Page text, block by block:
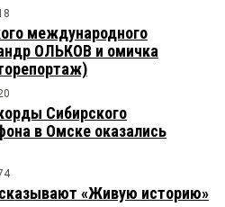
международного
ОЛЬКОВ и омичка
Сибирского
в Омске оказались
«Живую историю»